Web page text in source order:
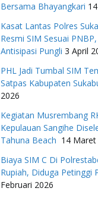
Bersama Bhayangkari
Kasat Lantas Polres
Resmi SIM Sesuai
Antisipasi Pungli 3 April
PHL Jadi Tumbal SIM
Satpas Kabupaten
2026
Kegiatan Musrembang
Kepulauan Sangihe
Tahuna Beach 14 Maret
Biaya SIM C Di
Rupiah, Diduga Petinggi
Februari 2026